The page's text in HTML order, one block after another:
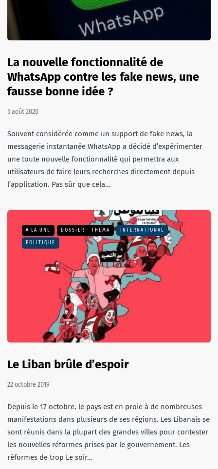
La nouvelle fonctionnalité de
WhatsApp contre les fake news, une
fausse bonne idée ?
5 août 2020
Souvent considérée comme un support de fake news, la
messagerie instantanée WhatsApp a décidé d’expérimenter
une toute nouvelle fonctionnalité qui permettra aux
utilisateurs de faire leurs recherches directement depuis
l’application. Pas sûr que cela…
A LA UNE DOSSIER - THEMA INTERNATIONAL
POLITIQUE
Le Liban brûle d’espoir
22 octobre 2019
Depuis le 17 octobre, le pays est en proie à de nombreuses
manifestations dans plusieurs de ses régions. Les Libanais se
sont réunis dans la plupart des grandes villes pour contester
les nouvelles réformes prises par le gouvernement. Les
réformes de trop Le soir…